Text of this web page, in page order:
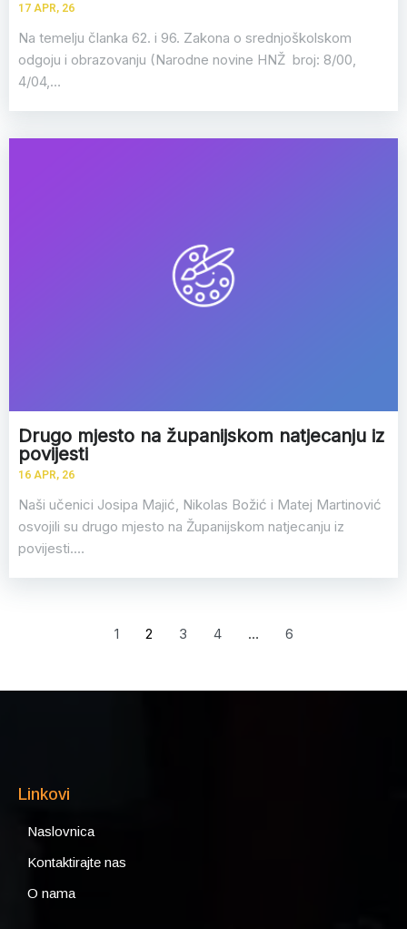
17 APR, 26
Na temelju članka 62. i 96. Zakona o srednjoškolskom
odgoju i obrazovanju (Narodne novine HNŽ broj: 8/00,
4/04,…
Drugo mjesto na županijskom natjecanju iz
povijesti
16 APR, 26
Naši učenici Josipa Majić, Nikolas Božić i Matej Martinović
osvojili su drugo mjesto na Županijskom natjecanju iz
povijesti.…
1 2 3 4 … 6
Linkovi
Naslovnica
Kontaktirajte nas
O nama